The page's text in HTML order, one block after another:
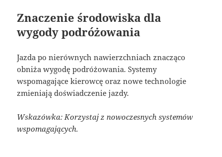
Znaczenie środowiska dla
wygody podróżowania
Jazda po nierównych nawierzchniach znacząco
obniża wygodę podróżowania. Systemy
wspomagające kierowcę oraz nowe technologie
zmieniają doświadczenie jazdy.
Wskazówka: Korzystaj z nowoczesnych systemów
wspomagających.